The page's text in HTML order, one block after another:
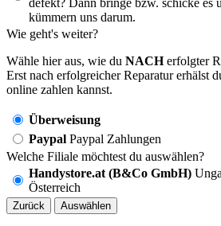
defekt? Dann bringe bzw. schicke es
kümmern uns darum.
Wie geht's weiter?
Wähle hier aus, wie du NACHerfolgter
Erst nach erfolgreicher Reparatur erhälst
online zahlen kannst.
Überweisung
Paypal Paypal Zahlungen
Welche Filiale möchtest du auswählen?
Handystore.at (B&Co GmbH)
Österreich
Zurück Auswählen